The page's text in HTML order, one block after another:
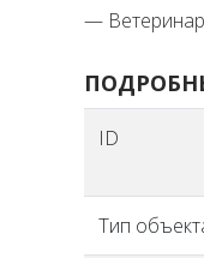
—
ID
Тип